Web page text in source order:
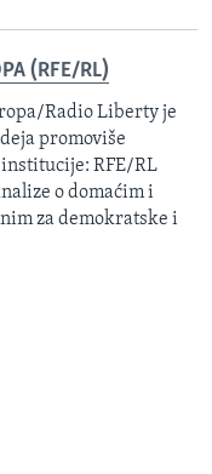
(RFE/RL)
Radio Liberty je
promoviše
RFE/RL
o domaćim i
za demokratske i